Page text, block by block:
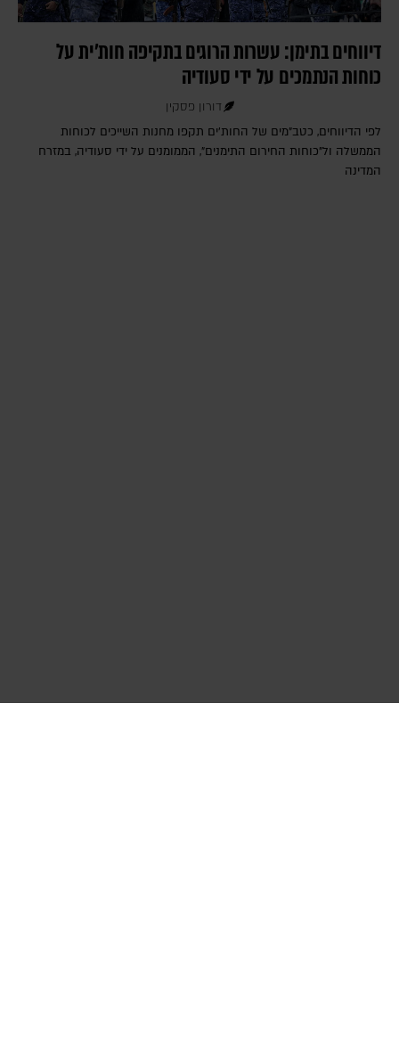
דיווחים בתימן: עשרות הרוגים בתקיפה חות'ית על
כוחות הנתמכים על ידי סעודיה
דורון פסקין
לפי הדיווחים, כטב"מים של החות'ים תקפו מחנות השייכים לכוחות
הממשלה ול"כוחות החירום התימנים", הממומנים על ידי סעודיה, במזרח
המדינה